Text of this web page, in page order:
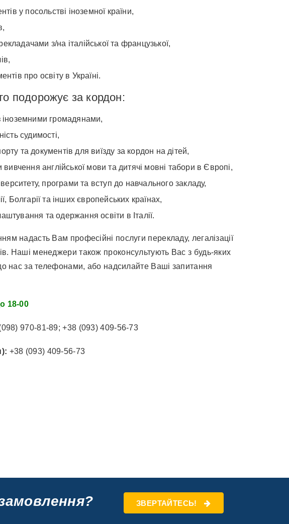
у посольстві іноземної країни,
з/на італійської та французької,
про освіту в Україні.
подорожує за кордон:
іноземними громадянами,
судимості,
та документів для виїзду за кордон на дітей,
англійської мови та дитячі мовні табори в Європі,
програми та вступ до навчального закладу,
Болгарії та інших європейських країнах,
та одержання освіти в Італії.
надасть Вам професійні послуги перекладу, легалізації
Наші менеджери також проконсультують Вас з будь-яких
нас за телефонами, або надсилайте Ваші запитання
18-00
970-81-89; +38 (093) 409-56-73
+38 (093) 409-56-73
ЗВЕРТАЙТЕСЬ!